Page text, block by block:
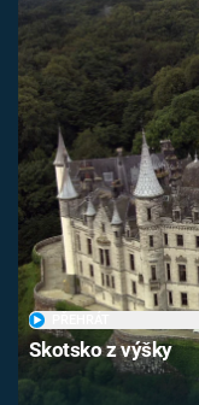
Skotsko z výšky